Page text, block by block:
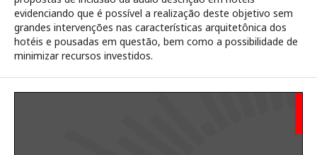
evidenciando que é possível a realização deste objetivo sem
grandes intervenções nas características arquitetônica dos
hotéis e pousadas em questão, bem como a possibilidade de
minimizar recursos investidos.